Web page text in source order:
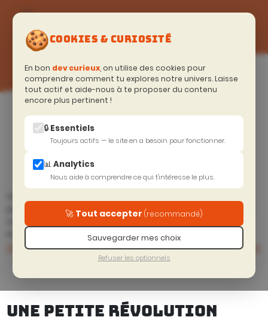
SESSIONS
🍪COOKIES & CURIOSITÉ
En bon dev curieux, on utilise des cookies pour
comprendre comment tu explores notre univers. Laisse
tout actif et aide-nous à te proposer du contenu
encore plus pertinent !
🔒 Essentiels
Toujours actifs — le site en a besoin pour fonctionner.
📊 Analytics
Nous aide à comprendre ce qui t'intéresse le plus.
🚀 Tout accepter (recommandé)
Sauvegarder mes choix
Refuser les optionnels
Accueil > Soyeux curieux (Blog)
pouvoir utiliser à la place de @Injectable provided in root, un
simple decorator @Service !
Se préparer à la sortie
d'angular 22
Suiv.Claude cowork ou
Claude code - Lequel choisir
?
UNE PETITE RÉVOLUTION